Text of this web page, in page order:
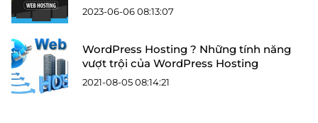
2023-06-06 08:13:07
WordPress Hosting ? Những tính năng
vượt trội của WordPress Hosting
2021-08-05 08:14:21